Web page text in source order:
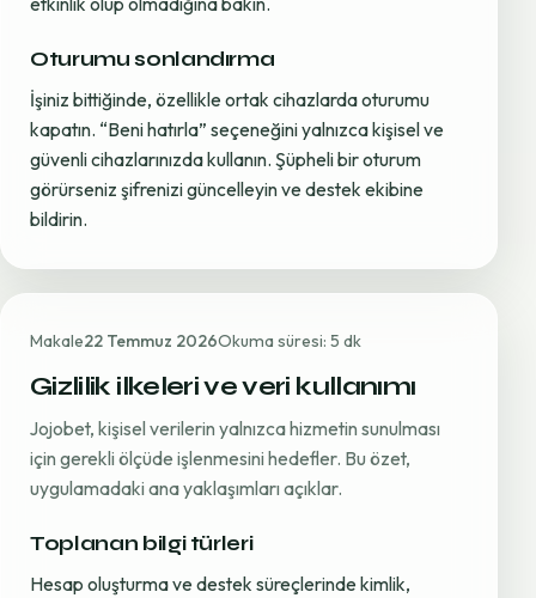
Oturumu sonlandırma
İşiniz bittiğinde, özellikle ortak cihazlarda oturumu
kapatın. “Beni hatırla” seçeneğini yalnızca kişisel ve
güvenli cihazlarınızda kullanın. Şüpheli bir oturum
görürseniz şifrenizi güncelleyin ve destek ekibine
bildirin.
Makale22 Temmuz 2026Okuma süresi: 5 dk
Gizlilik ilkeleri ve veri kullanımı
Jojobet, kişisel verilerin yalnızca hizmetin sunulması
için gerekli ölçüde işlenmesini hedefler. Bu özet,
uygulamadaki ana yaklaşımları açıklar.
Toplanan bilgi türleri
Hesap oluşturma ve destek süreçlerinde kimlik,